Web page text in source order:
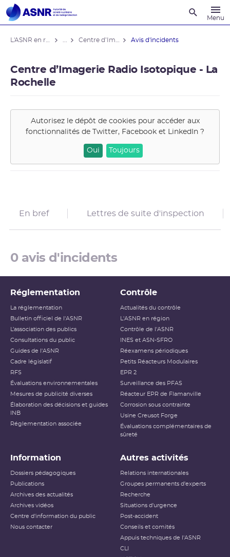
Menu
Avis d'incidents
Centre d’Imagerie Radio Isotopique - La
Rochelle
Autorisez le dépôt de cookies pour accéder aux
fonctionnalités de Twitter, Facebook et LinkedIn ?
Oui Toujours
En bref Lettres de suite d'inspection
0 avis d'incidents
Réglementation
La réglementation
Bulletin officiel de l'ASNR
L’association des publics
Consultations du public
Guides de l'ASNR
Cadre législatif
RFS
Évaluations environnementales
Mesures de publicité diverses
Élaboration des décisions et guides
INB
Réglementation associée
Contrôle
Actualités du contrôle
L'ASNR en région
Contrôle de l'ASNR
INES et ASN-SFRO
Réexamens périodiques
Petits Réacteurs Modulaires
EPR 2
Surveillance des PFAS
Réacteur EPR de Flamanville
Corrosion sous contrainte
Usine Creusot Forge
Évaluations complémentaires de
sûreté
Information
Dossiers pédagogiques
Publications
Archives des actualités
Archives vidéos
Centre d'information du public
Nous contacter
Autres activités
Relations internationales
Groupes permanents d'experts
Recherche
Situations d'urgence
Post-accident
Conseils et comités
Appuis techniques de l'ASNR
CLI